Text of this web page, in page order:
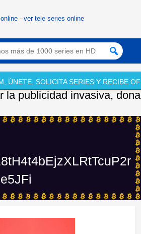
ÚNETE, SOLICITA SERIES Y RECIBE
la publicidad invasiva, dona
e5JFi